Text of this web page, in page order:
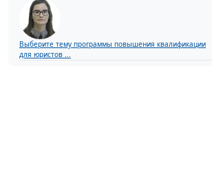
Выберите тему программы повышения квалификации
для юристов ...